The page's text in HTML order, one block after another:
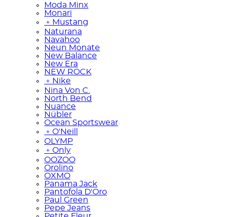
Moda Minx
Monari
﹢ Mustang
Naturana
Navahoo
Neun Monate
New Balance
New Era
NEW ROCK
﹢ Nike
Nina Von C.
North Bend
Nuance
Nübler
Ocean Sportswear
﹢ O'Neill
OLYMP
﹢ Only
OOZOO
Orolino
OXMO
Panama Jack
Pantofola D'Oro
Paul Green
Pepe Jeans